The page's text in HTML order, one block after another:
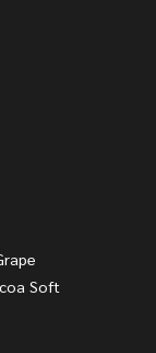
Soft